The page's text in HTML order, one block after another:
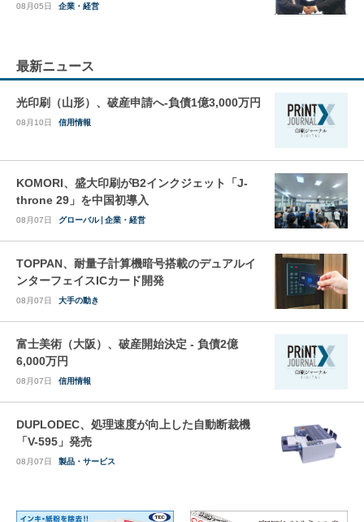
08月05日 企業・経営
最新ニュース
光印刷（山形）、破産申請へ-負債1億3,000万円
08月10日 信用情報
KOMORI、盛大印刷がB2インクジェット「J-
throne 29」を中国初導入
08月07日 グローバル 企業・経営
TOPPAN、耐量子計算機暗号搭載のデュアルイ
ンターフェイスICカード開発
08月07日 大手の動き
富士美術（大阪）、破産開始決定 - 負債2億
6,000万円
08月07日 信用情報
DUPLODEC、処理速度が向上した自動断裁機
「V-595」発売
08月07日 製品・サービス